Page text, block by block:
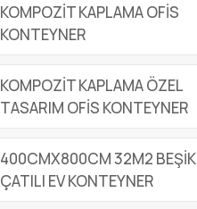
KOMPOZİT KAPLAMA OFİS
KONTEYNER
KOMPOZİT KAPLAMA ÖZEL
TASARIM OFİS KONTEYNER
400CMX800CM 32M2 BEŞİK
ÇATILI EV KONTEYNER